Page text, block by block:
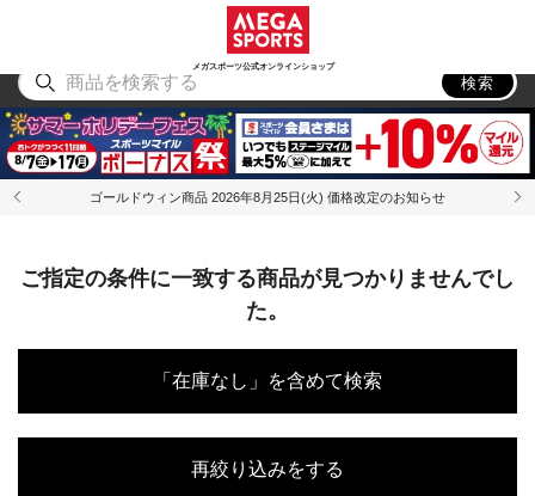
メガスポーツ公式オンラインショップ
アウトドア
検索
ゴールドウィン商品 2026年8月25日(火) 価格改定のお知らせ
ご指定の条件に一致する商品が見つかりませんでし
た。
「在庫なし」を含めて検索
再絞り込みをする